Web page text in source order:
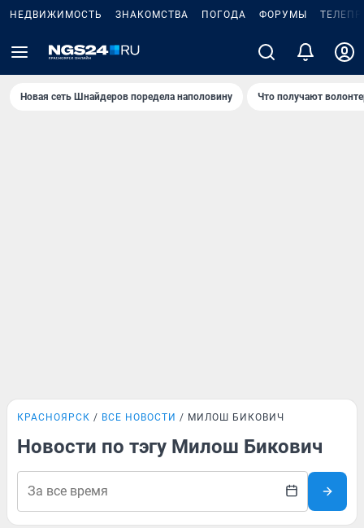
НЕДВИЖИМОСТЬ ЗНАКОМСТВА ПОГОДА ФОРУМЫ
Новая сеть Шнайдеров поредела наполовину Что получают
КРАСНОЯРСК ВСЕ НОВОСТИ МИЛОШ БИКОВИЧ
Новости по тэгу Милош Бикович